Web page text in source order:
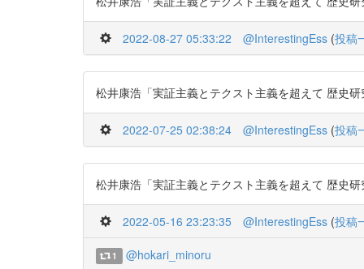
2022-08-27 05:33:22 @InterestingEss (投稿
松井康浩「実証主義とテクスト主義を超えて 歴史
2022-07-25 02:38:24 @InterestingEss (投稿
松井康浩「実証主義とテクスト主義を超えて 歴史
2022-05-16 23:23:35 @InterestingEss (投稿
1 @hokari_minoru